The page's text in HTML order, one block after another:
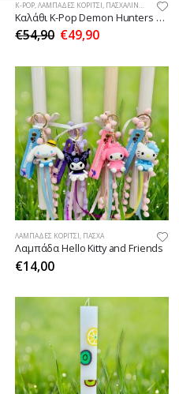
K-POP,ΛΑΜΠΆΔΕΣ ΚΟΡΊΤΣΙ, ΠΑΣΧΑΛΙΝΈΣ ΠΡΟΤΆΣΕΙΣ ΔΏΡΩΝ
Καλάθι K-Pop Demon Hunters Mira με λαμπάδα κ δώρο
€54,90 €49,90
ΛΑΜΠΆΔΕΣ ΚΟΡΊΤΣΙ, ΠΆΣΧΑ
Λαμπάδα Hello Kitty and Friends
€14,00